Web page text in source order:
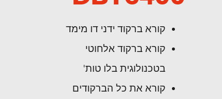
קורא ברקוד ידני דו מימד
קורא ברקוד אלחוטי
בטכנולוגית בלו טות'
קורא את כל הברקודים